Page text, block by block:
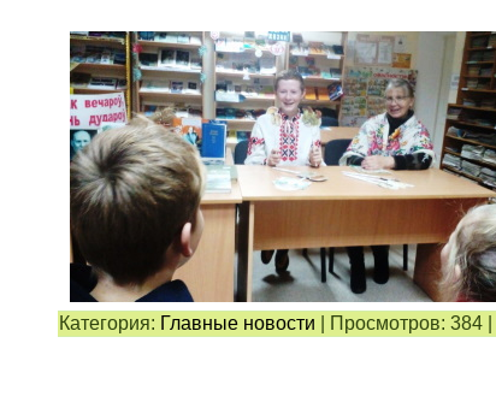
Категория: Главные новости Просмотров: 384|